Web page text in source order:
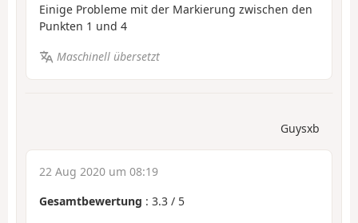
Einige Probleme mit der Markierung zwischen den
Punkten 1 und 4
Maschinell übersetzt
Guysxb
22 Aug 2020 um 08:19
Gesamtbewertung : 3.3 / 5